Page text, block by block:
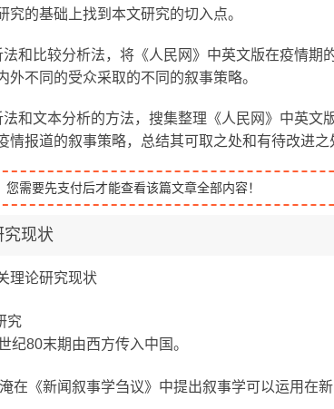
究的基础上找到本文研究的切入点。
和比较分析法，将《人民网》中英文版在疫情期
外不同的受众采取的不同的叙事策略。
和文本分析的方法，搜集整理《人民网》中英文
情报道的叙事策略，总结其可取之处和有待改进之
需要先支付后才能查看该篇文章全部内容！
究现状
理论研究现状
究
纪80末期由西方传入中国。
在《新闻叙事学刍议》中提出叙事学可以运用在